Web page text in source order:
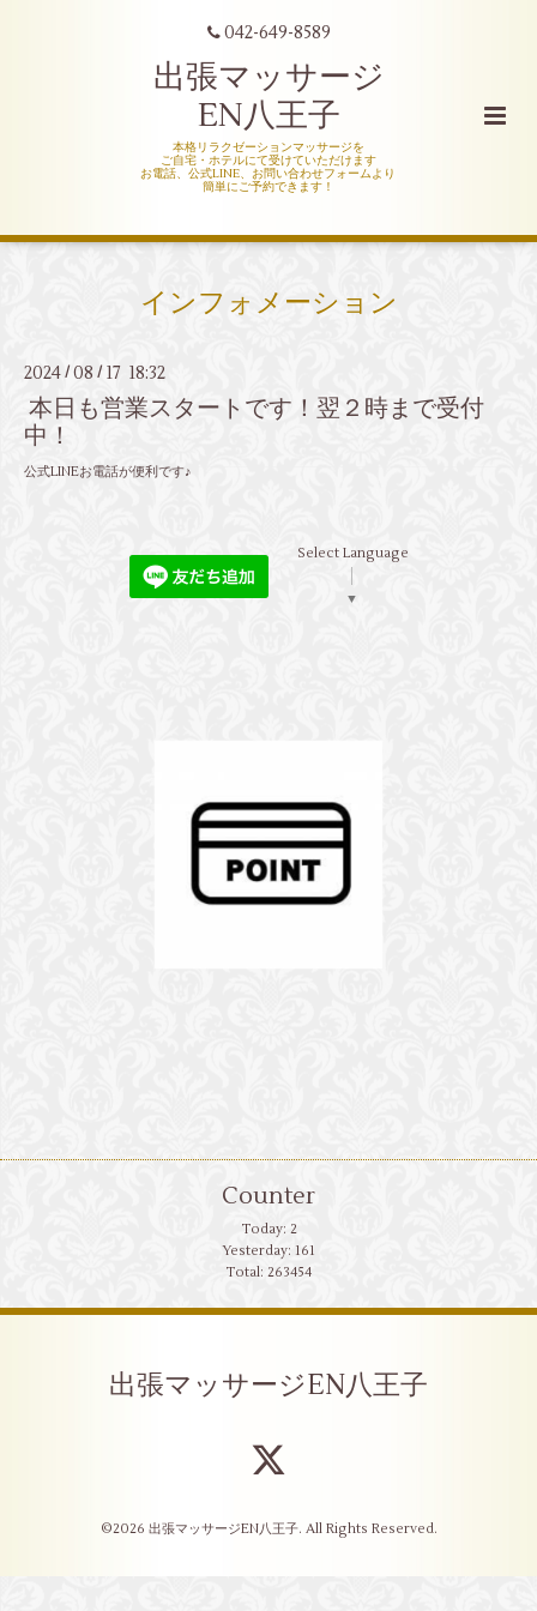
042-649-8589
出張マッサージ
EN八王子
本格リラクゼーションマッサージを
ご自宅・ホテルにて受けていただけます
お電話、公式LINE、お問い合わせフォームより
簡単にご予約できます！
インフォメーション
2024 / 08 / 17 18:32
本日も営業スタートです！翌２時まで受付
中！
公式LINEお電話が便利です♪
Select Language
▼
Counter
Today: 2
Yesterday: 161
Total: 263454
出張マッサージEN八王子
©2026 出張マッサージEN八王子. All Rights Reserved.